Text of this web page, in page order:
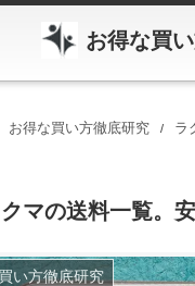
お得な買
お得な買い方徹底研究 / ラ
マの送料一覧。
い方徹底研究